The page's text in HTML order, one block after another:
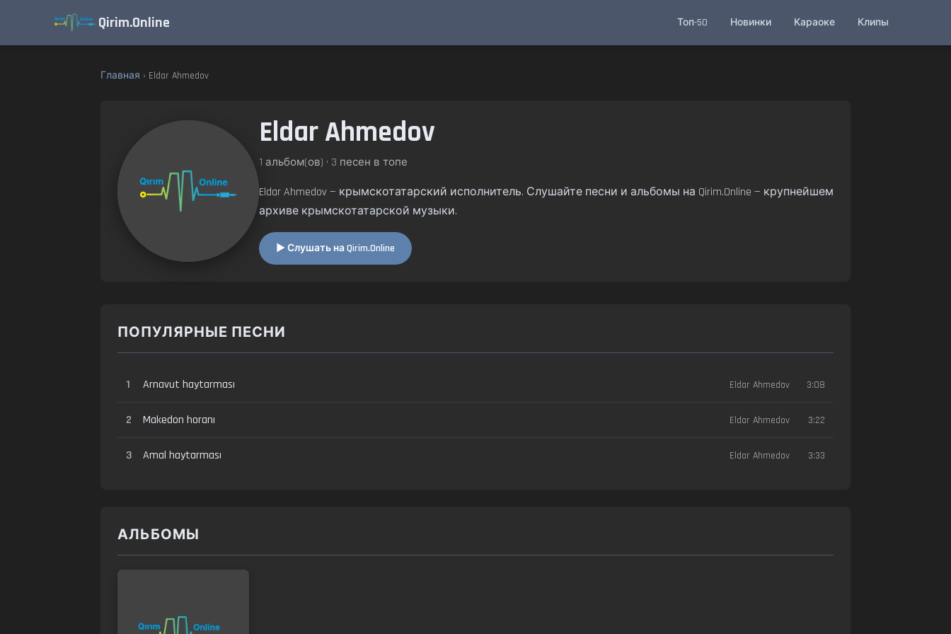
Qirim.Online Топ-50 Новинки Караоке Клипы
Главная › Eldar Ahmedov
Eldar Ahmedov
1 альбом(ов) • 3 песен в топе
Eldar Ahmedov — крымскотатарский исполнитель. Слушайте песни и альбомы на Qirim.Online — крупнейшем
архиве крымскотатарской музыки.
▶ Слушать на Qirim.Online
ПОПУЛЯРНЫЕ ПЕСНИ
1 Arnavut haytarması Eldar Ahmedov 3:08
2 Makedon horanı Eldar Ahmedov 3:22
3 Amal haytarması Eldar Ahmedov 3:33
АЛЬБОМЫ